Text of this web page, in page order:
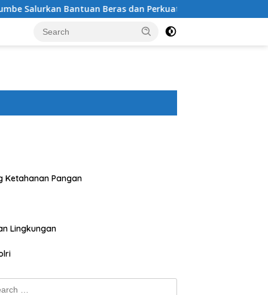
Beras dan Perkuat Sinergi Kamtibmas
Ketahanan Pangan
Lingkungan